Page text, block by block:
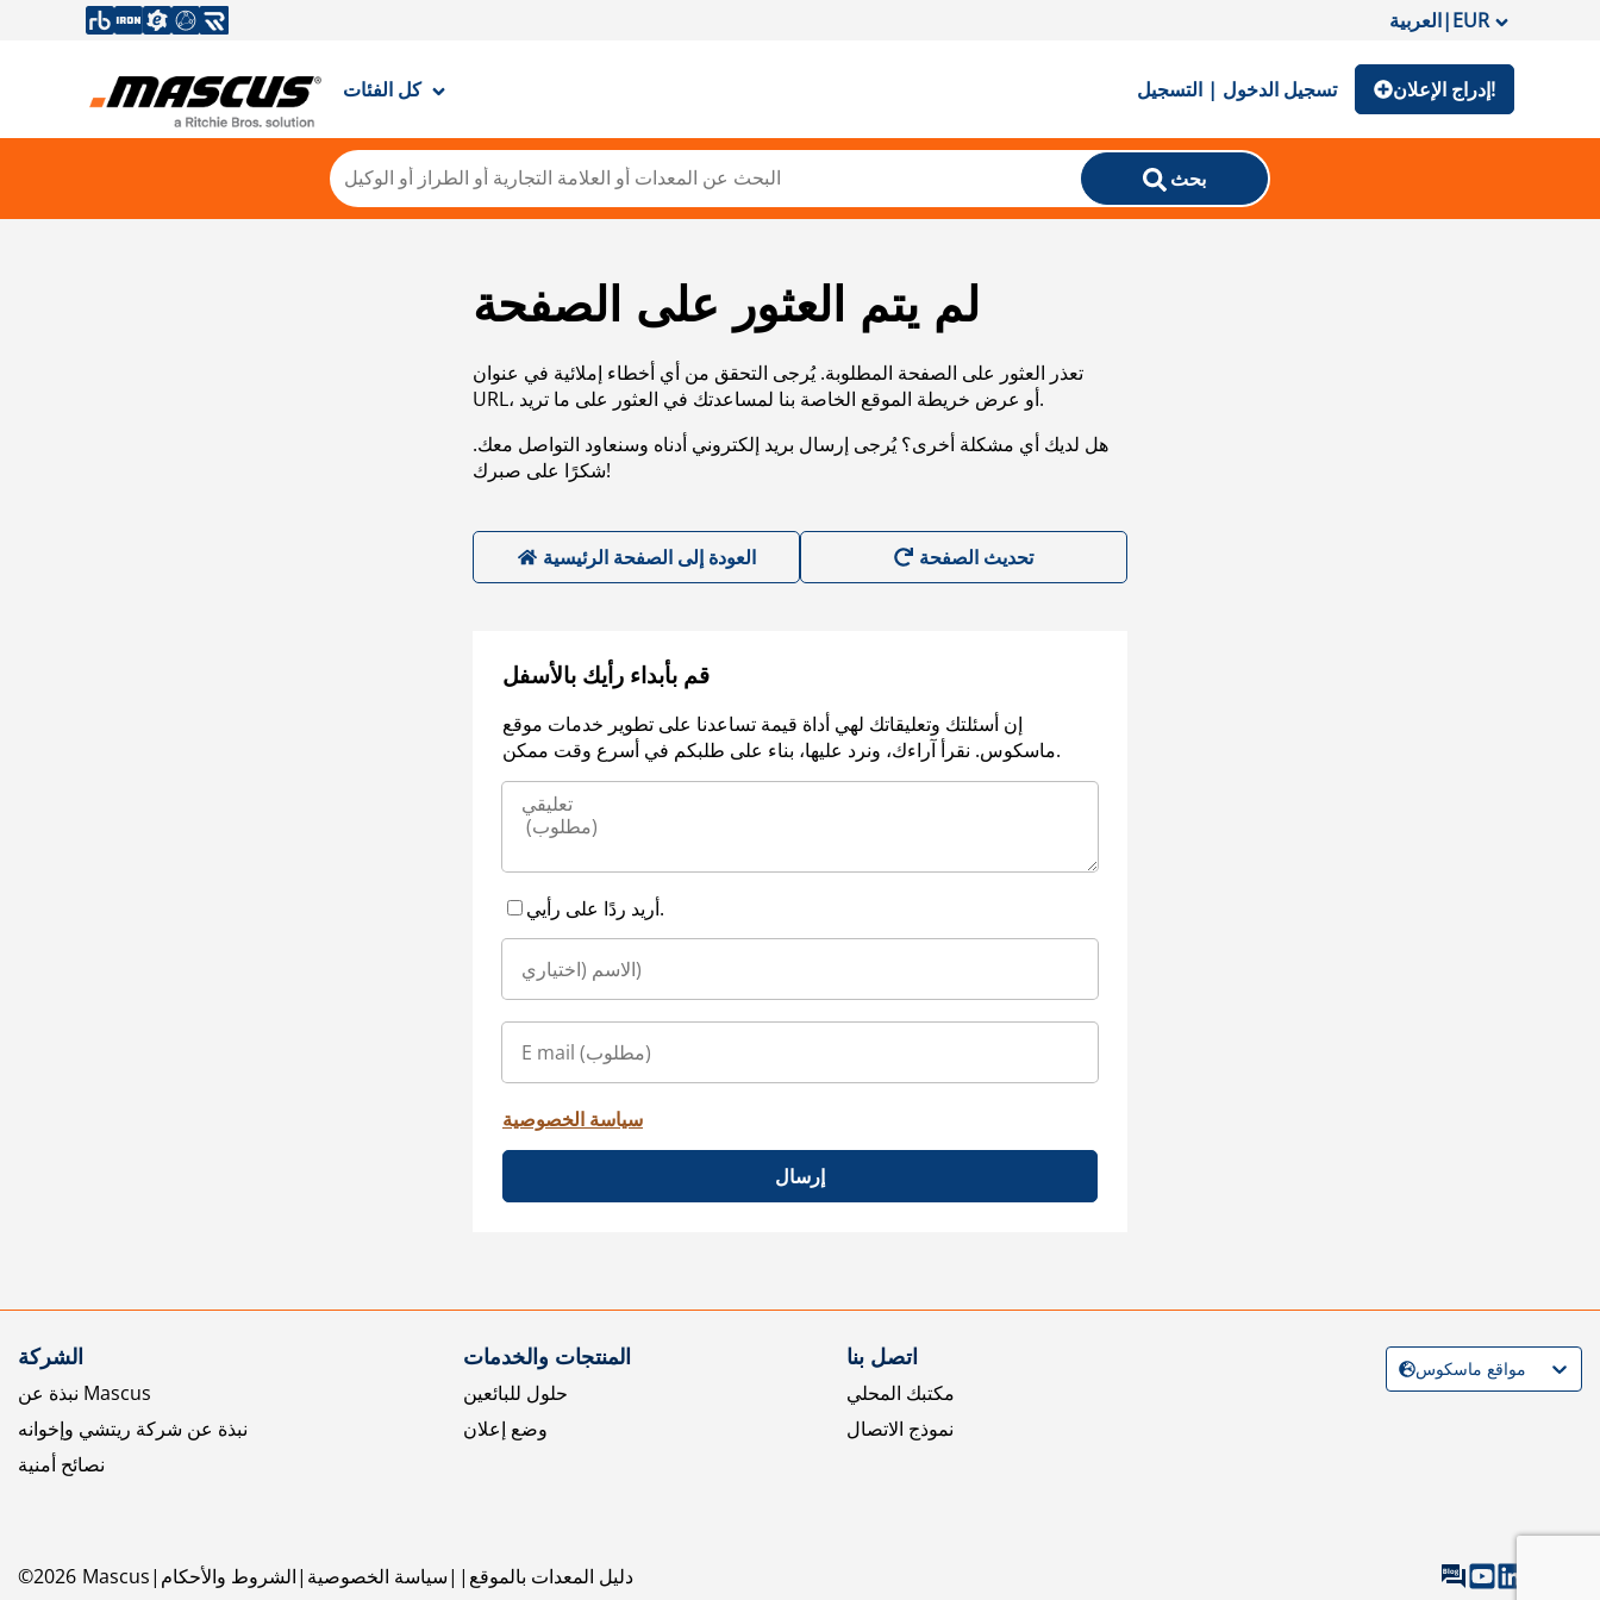
العربية|EUR
كل الفئات تسجيل الدخول | التسجيل إدراج الإعلان!
بحث
لم يتم العثور على الصفحة
تعذر العثور على الصفحة المطلوبة. يُرجى التحقق من أي أخطاء إملائية في عنوان
URL، أو عرض خريطة الموقع الخاصة بنا لمساعدتك في العثور على ما تريد.
هل لديك أي مشكلة أخرى؟ يُرجى إرسال بريد إلكتروني أدناه وسنعاود التواصل معك.
شكرًا على صبرك!
العودة إلى الصفحة الرئيسية
قم بأبداء رأيك بالأسفل
إن أسئلتك وتعليقاتك لهي أداة قيمة تساعدنا على تطوير خدمات موقع
ماسكوس. نقرأ آراءك، ونرد عليها، بناء على طلبكم في أسرع وقت ممكن.
أريد ردًا على رأيي.
سياسة الخصوصية
إرسال
الشركة
نبذة عن Mascus
نبذة عن شركة ريتشي وإخوانه
نصائح أمنية
المنتجات والخدمات
حلول للبائعين
وضع إعلان
اتصل بنا
مكتبك المحلي
نموذج الاتصال
©2026 Mascus الشروط والأحكام سياسة الخصوصية دليل المعدات بالموقع
مواقع ماسكوس